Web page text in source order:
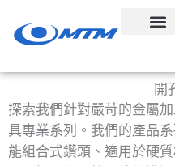
容
開
探索我們針對嚴苛的金屬
具專業系列。我們的產品
能組合式鑽頭、適用於硬